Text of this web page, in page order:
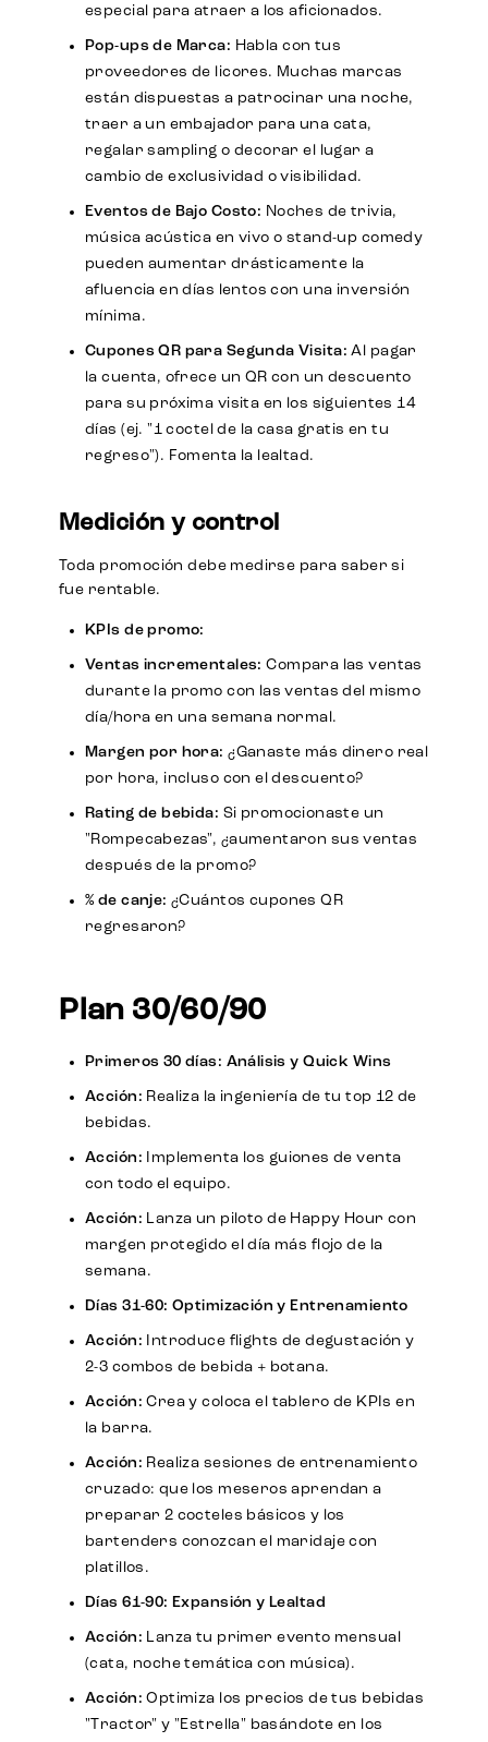
especial para atraer a los aficionados.
Pop-ups de Marca: Habla con tus
proveedores de licores. Muchas marcas
están dispuestas a patrocinar una noche,
traer a un embajador para una cata,
regalar sampling o decorar el lugar a
cambio de exclusividad o visibilidad.
Eventos de Bajo Costo: Noches de trivia,
música acústica en vivo o stand-up comedy
pueden aumentar drásticamente la
afluencia en días lentos con una inversión
mínima.
Cupones QR para Segunda Visita: Al pagar
la cuenta, ofrece un QR con un descuento
para su próxima visita en los siguientes 14
días (ej. "1 coctel de la casa gratis en tu
regreso"). Fomenta la lealtad.
Medición y control
Toda promoción debe medirse para saber si
fue rentable.
KPIs de promo:
Ventas incrementales: Compara las ventas
durante la promo con las ventas del mismo
día/hora en una semana normal.
Margen por hora: ¿Ganaste más dinero real
por hora, incluso con el descuento?
Rating de bebida: Si promocionaste un
"Rompecabezas", ¿aumentaron sus ventas
después de la promo?
% de canje: ¿Cuántos cupones QR
regresaron?
Plan 30/60/90
Primeros 30 días: Análisis y Quick Wins
Acción: Realiza la ingeniería de tu top 12 de
bebidas.
Acción: Implementa los guiones de venta
con todo el equipo.
Acción: Lanza un piloto de Happy Hour con
margen protegido el día más flojo de la
semana.
Días 31-60: Optimización y Entrenamiento
Acción: Introduce flights de degustación y
2-3 combos de bebida + botana.
Acción: Crea y coloca el tablero de KPIs en
la barra.
Acción: Realiza sesiones de entrenamiento
cruzado: que los meseros aprendan a
preparar 2 cocteles básicos y los
bartenders conozcan el maridaje con
platillos.
Días 61-90: Expansión y Lealtad
Acción: Lanza tu primer evento mensual
(cata, noche temática con música).
Acción: Optimiza los precios de tus bebidas
"Tractor" y "Estrella" basándote en los